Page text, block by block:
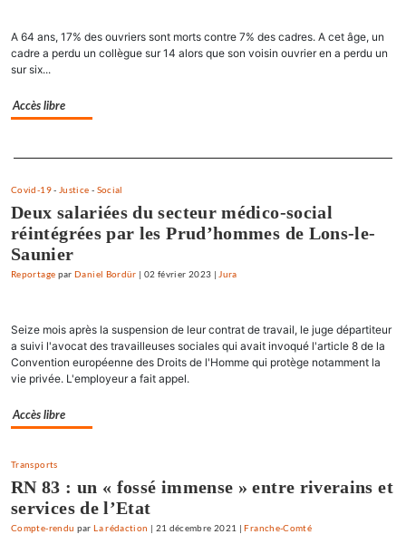
A 64 ans, 17% des ouvriers sont morts contre 7% des cadres. A cet âge, un
cadre a perdu un collègue sur 14 alors que son voisin ouvrier en a perdu un
sur six...
Accès libre
Separateur
Covid-19- Justice - Social
Deux salariées du secteur médico-social
réintégrées par les Prud’hommes de Lons-le-
Saunier
Reportage par Daniel Bordür 02 février 2023 |Jura
Seize mois après la suspension de leur contrat de travail, le juge départiteur
a suivi l'avocat des travailleuses sociales qui avait invoqué l'article 8 de la
Convention européenne des Droits de l'Homme qui protège notamment la
vie privée. L'employeur a fait appel.
Accès libre
Transports
RN 83 : un « fossé immense » entre riverains et
services de l’Etat
Compte-rendu par La rédaction 21 décembre 2021 Franche-Comté